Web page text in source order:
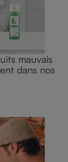
mauvais
dans nos